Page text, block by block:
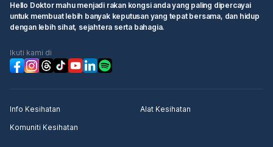
Hello Doktor mahu menjadi rakan kongsi anda yang paling dipercayai
untuk membuat lebih banyak keputusan yang tepat bersama, dan hidup
dengan lebih sihat, sejahtera serta bahagia.
Ikuti kami di
Info Kesihatan
Alat Kesihatan
Komuniti Kesihatan